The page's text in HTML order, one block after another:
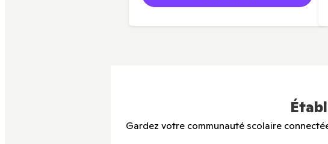
Gardez votre communauté scolaire